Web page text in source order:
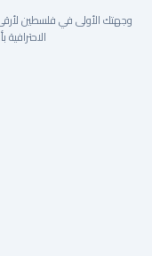
وجهتك الأولى في فلسطين
الاحترافية